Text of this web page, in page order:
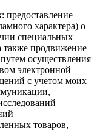
: предоставление
характера) о
специальных
продвижение
осуществления
электронной
с учетом моих
товаров,